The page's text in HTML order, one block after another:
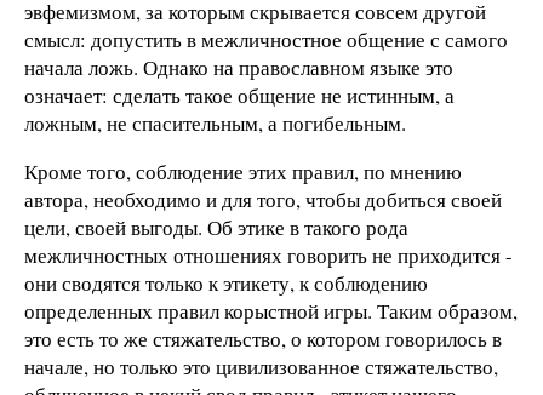
эвфемизмом, за которым скрывается совсем другой
смысл: допустить в межличностное общение с самого
начала ложь. Однако на православном языке это
означает: сделать такое общение не истинным, а
ложным, не спасительным, а погибельным.
Кроме того, соблюдение этих правил, по мнению
автора, необходимо и для того, чтобы добиться своей
цели, своей выгоды. Об этике в такого рода
межличностных отношениях говорить не приходится -
они сводятся только к этикету, к соблюдению
определенных правил корыстной игры. Таким образом,
это есть то же стяжательство, о котором говорилось в
начале, но только это цивилизованное стяжательство,